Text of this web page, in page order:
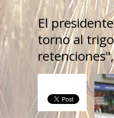
El
torno al